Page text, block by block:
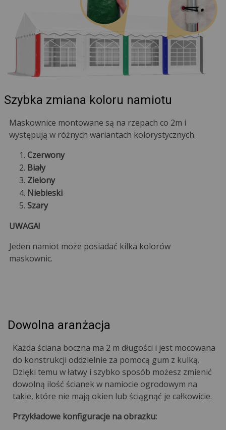
Szybka zmiana koloru namiotu
Maskownice montowane są na rzepach co 2m i
występują w różnych wariantach kolorystycznych.
Czerwony
Biały
Zielony
Niebieski
Szary
UWAGA!
Jeden namiot może posiadać kilka kolorów
maskownic.
Dowolna aranżacja
Każda ściana boczna ma 2 m długości i jest mocowana
do konstrukcji oddzielnie za pomocą gum z kulką.
Dzięki temu w łatwy i szybko sposób możesz zmienić
dowolną ilość ścianek w namiocie ogrodowym na
takie, które nie mają okien lub ściągnąć je całkowicie.
Przykładowe konfiguracje na obrazku: